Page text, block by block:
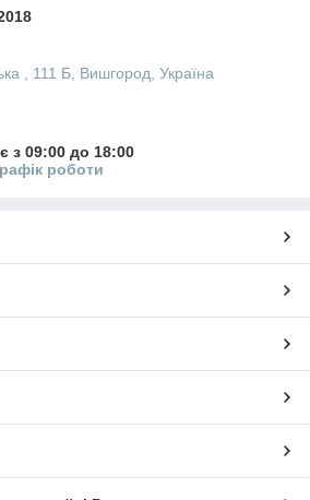
, 111 Б, Вишгород, Україна
з 09:00 до 18:00
роботи